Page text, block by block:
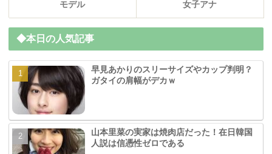
モデル 女子アナ
◆本日の人気記事
早見あかりのスリーサイズやカップ判明？
ガタイの肩幅がデカｗ
山本里菜の実家は焼肉店だった！在日韓国
人説は信憑性ゼロである